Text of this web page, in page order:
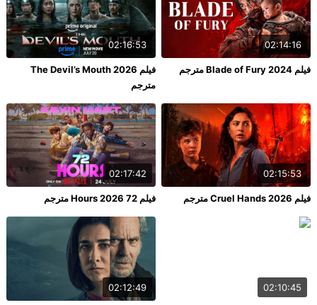
02:14:16
فيلم Blade of Fury 2024 مترجم
02:16:53
فيلم The Devil’s Mouth 2026
مترجم
02:15:53
فيلم Cruel Hands 2026 مترجم
02:17:42
فيلم 72 Hours 2026 مترجم
02:10:45
02:12:49